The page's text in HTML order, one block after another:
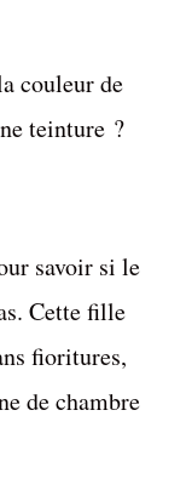
couleur de
teinture ?
savoir si le
Cette fille
fioritures,
de chambre